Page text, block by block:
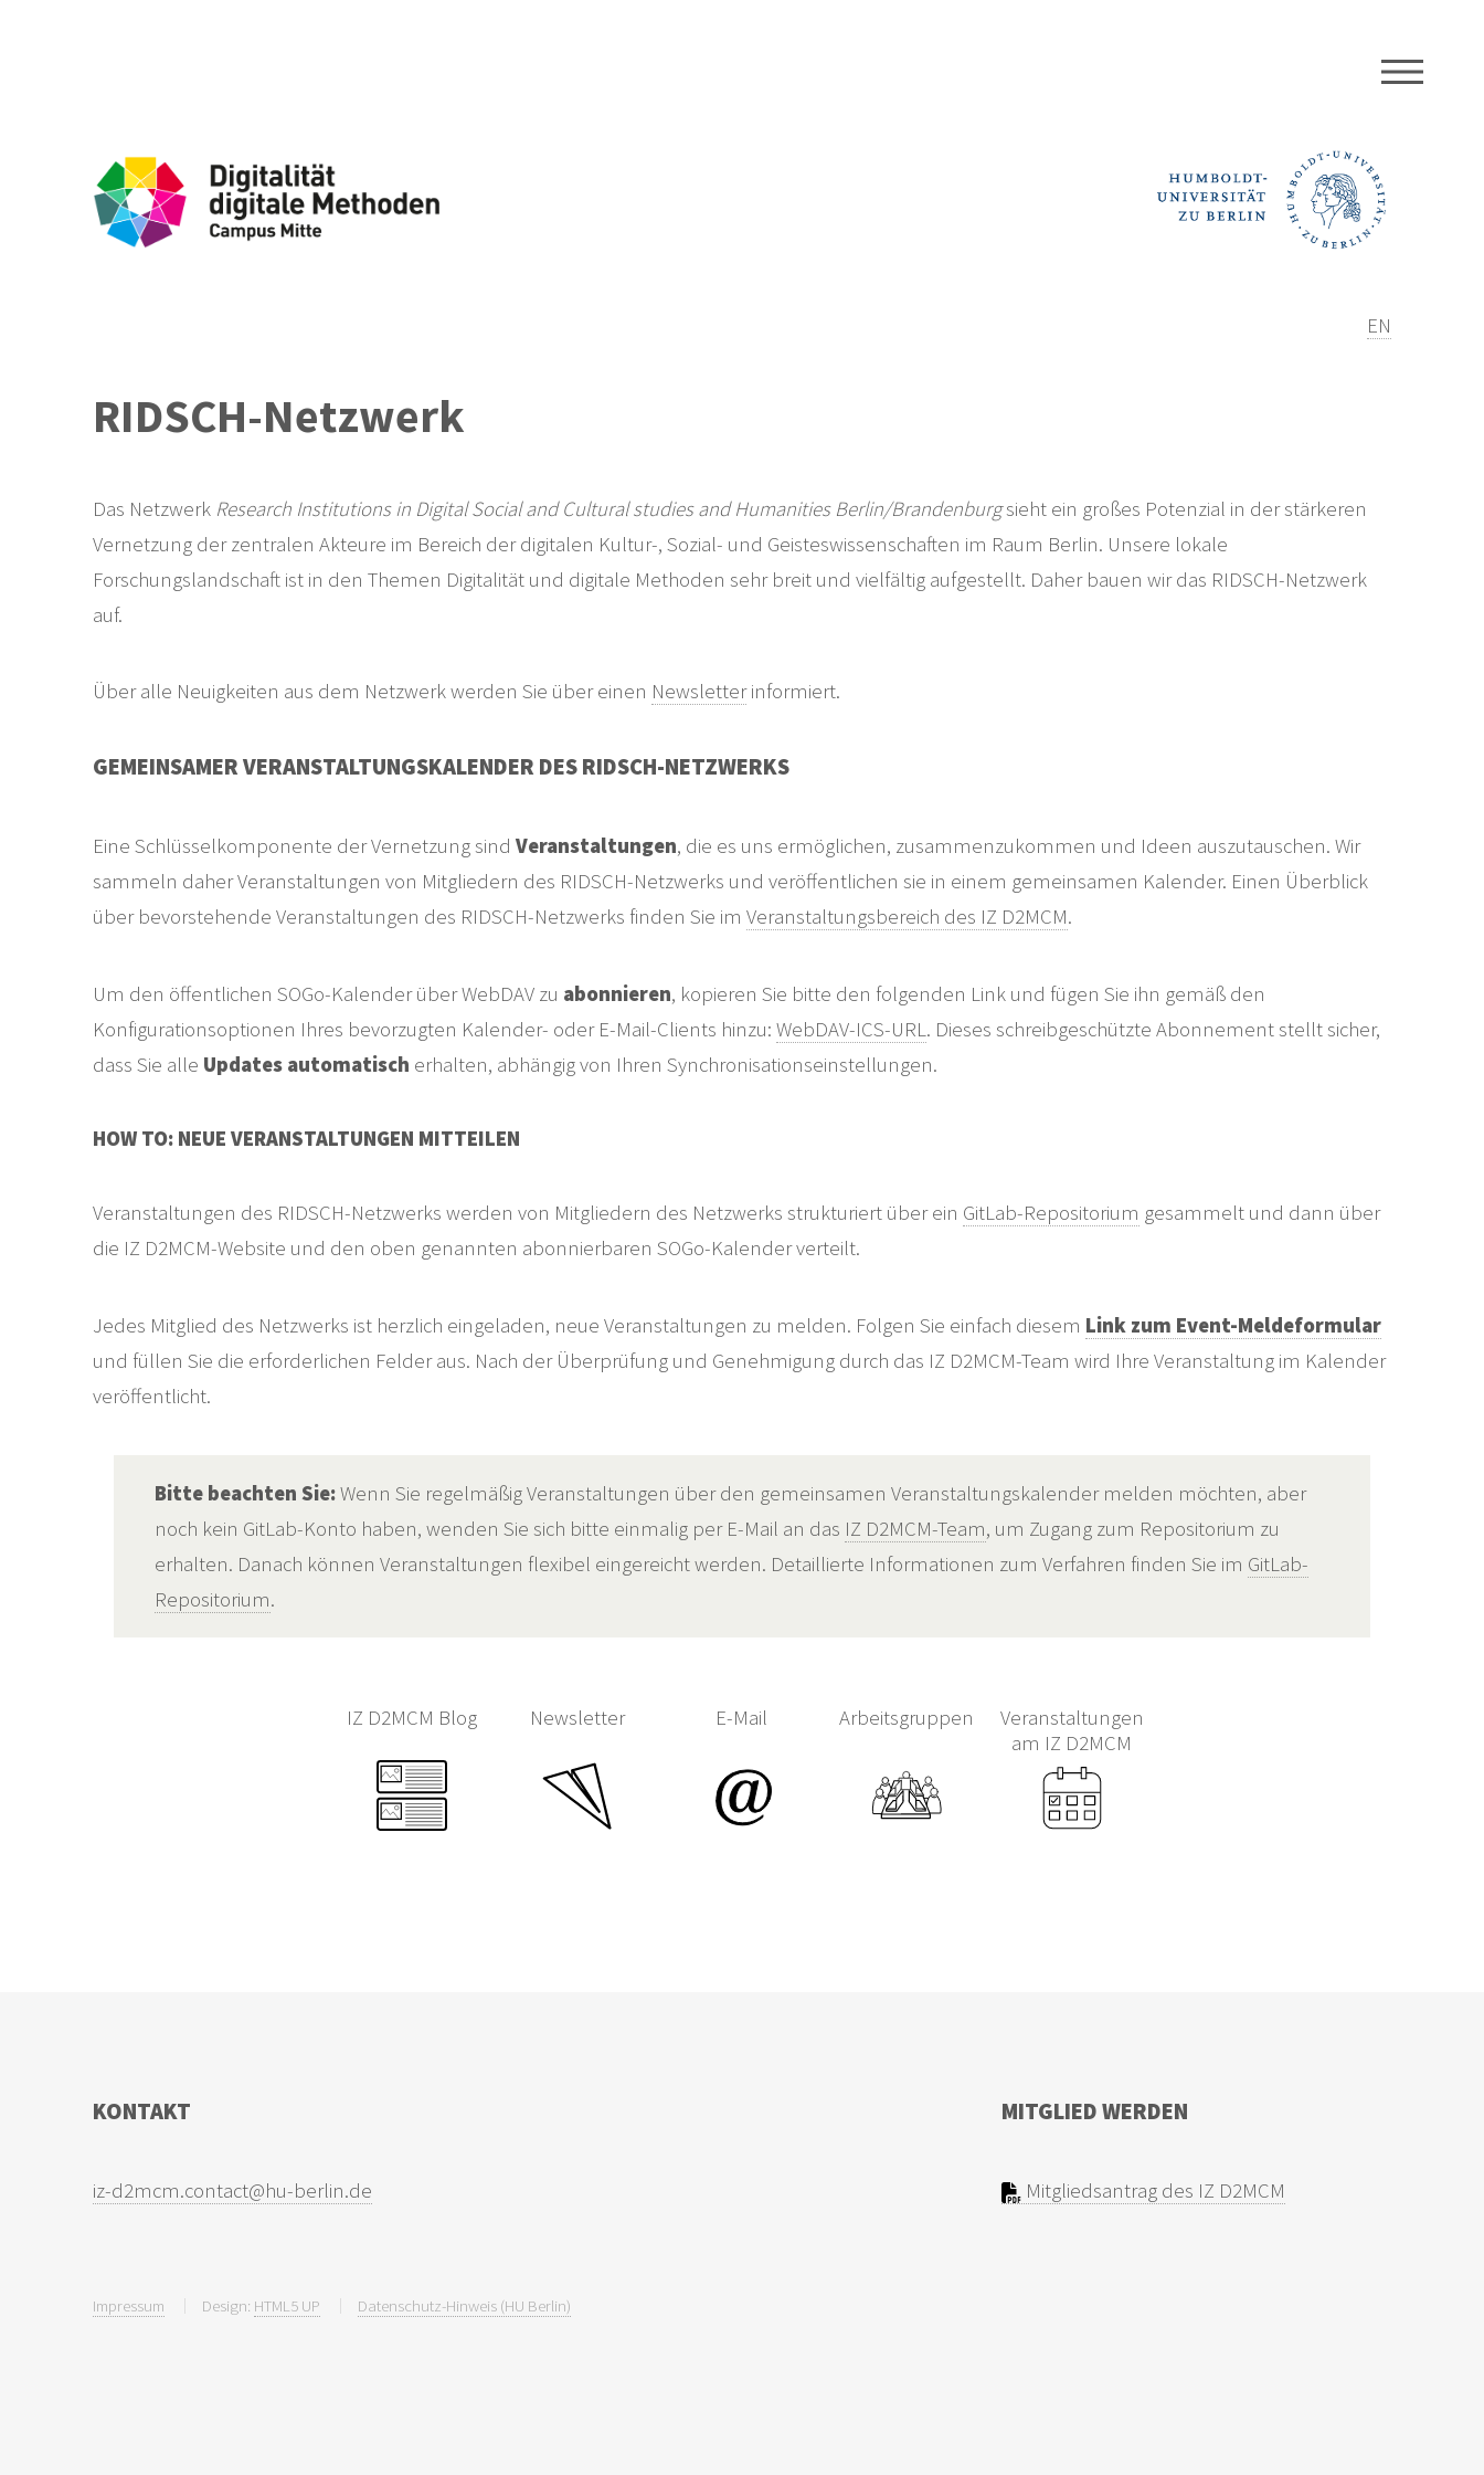
EN
RIDSCH-Netzwerk
Das Netzwerk Research Institutions in Digital Social and Cultural studies and Humanities Berlin/Brandenburgsieht ein großes Potenzial in der stärkeren
Vernetzung der zentralen Akteure im Bereich der digitalen Kultur-, Sozial- und Geisteswissenschaften im Raum Berlin. Unsere lokale
Forschungslandschaft ist in den Themen Digitalität und digitale Methoden sehr breit und vielfältig aufgestellt. Daher bauen wir das RIDSCH-Netzwerk
auf.
Über alle Neuigkeiten aus dem Netzwerk werden Sie über einen Newsletterinformiert.
GEMEINSAMER VERANSTALTUNGSKALENDER DES RIDSCH-NETZWERKS
Eine Schlüsselkomponente der Vernetzung sind Veranstaltungen, die es uns ermöglichen, zusammenzukommen und Ideen auszutauschen. Wir
sammeln daher Veranstaltungen von Mitgliedern des RIDSCH-Netzwerks und veröffentlichen sie in einem gemeinsamen Kalender. Einen Überblick
über bevorstehende Veranstaltungen des RIDSCH-Netzwerks finden Sie im Veranstaltungsbereich des IZ D2MCM.
Um den öffentlichen SOGo-Kalender über WebDAV zu abonnieren, kopieren Sie bitte den folgenden Link und fügen Sie ihn gemäß den
Konfigurationsoptionen Ihres bevorzugten Kalender- oder E-Mail-Clients hinzu: WebDAV-ICS-URL . Dieses schreibgeschützte Abonnement stellt sicher,
dass Sie alle Updates automatisch erhalten, abhängig von Ihren Synchronisationseinstellungen.
HOW TO: NEUE VERANSTALTUNGEN MITTEILEN
Veranstaltungen des RIDSCH-Netzwerks werden von Mitgliedern des Netzwerks strukturiert über ein GitLab-Repositorium gesammelt und dann über
die IZ D2MCM-Website und den oben genannten abonnierbaren SOGo-Kalender verteilt.
Jedes Mitglied des Netzwerks ist herzlich eingeladen, neue Veranstaltungen zu melden. Folgen Sie einfach diesem Link zum Event-Meldeformular
und füllen Sie die erforderlichen Felder aus. Nach der Überprüfung und Genehmigung durch das IZ D2MCM-Team wird Ihre Veranstaltung im Kalender
veröffentlicht.
Bitte beachten Sie:Wenn Sie regelmäßig Veranstaltungen über den gemeinsamen Veranstaltungskalender melden möchten, aber
noch kein GitLab-Konto haben, wenden Sie sich bitte einmalig per E-Mail an das IZ D2MCM-Team, um Zugang zum Repositorium zu
erhalten. Danach können Veranstaltungen flexibel eingereicht werden. Detaillierte Informationen zum Verfahren finden Sie im GitLab-
Repositorium.
IZ D2MCM Blog Newsletter E-Mail Arbeitsgruppen
Veranstaltungen
am IZ D2MCM
KONTAKT MITGLIED WERDEN
Mitgliedsantrag des IZ D2MCM
Impressum Design: HTML5 UP Datenschutz-Hinweis (HU Berlin)